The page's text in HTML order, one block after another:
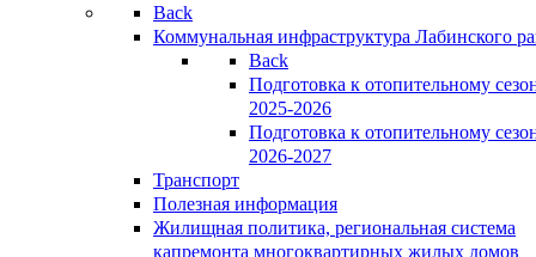
Back
Коммунальная инфраструктура Лабинского
Back
Подготовка к отопительному
2025-2026
Подготовка к отопительному
2026-2027
Транспорт
Полезная информация
Жилищная политика, региональная система
капремонта многоквартирных жилых домов